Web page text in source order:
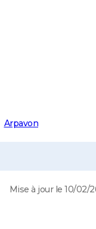
Arpavon
Mise à jour le 10/02/